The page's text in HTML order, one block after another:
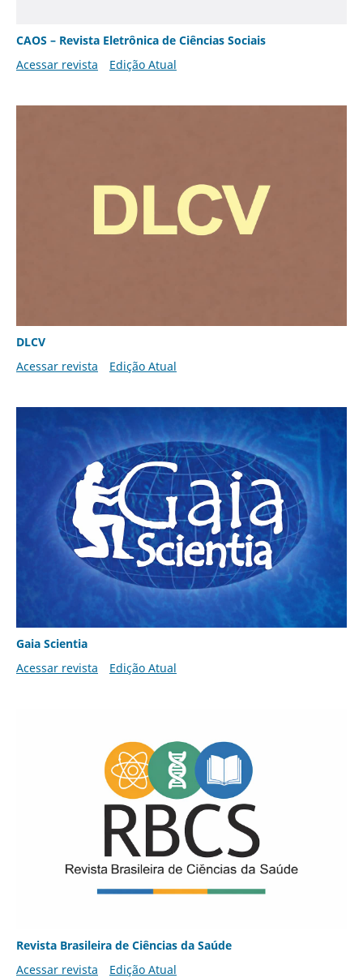
CAOS – Revista Eletrônica de Ciências Sociais
Acessar revista
Edição Atual
DLCV
Acessar revista
Edição Atual
Gaia Scientia
Acessar revista
Edição Atual
Revista Brasileira de Ciências da Saúde
Acessar revista
Edição Atual